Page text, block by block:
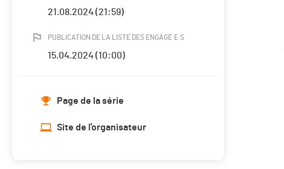
21.08.2024 (21:59)
PUBLICATION DE LA LISTE DES ENGAGÉ·E·S
15.04.2024 (10:00)
Page de la série
Site de l'organisateur